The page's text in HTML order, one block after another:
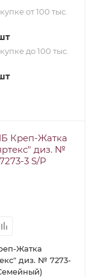
от 100 тыс.
до 100 тыс.
Жатка
диз. № 7273-